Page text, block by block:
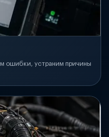
ошибки, устраним причины